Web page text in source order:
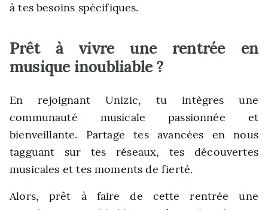
à tes besoins spécifiques.
Prêt à vivre une rentrée en
musique inoubliable ?
En rejoignant Unizic, tu intègres une
communauté musicale passionnée et
bienveillante. Partage tes avancées en nous
tagguant sur tes réseaux, tes découvertes
musicales et tes moments de fierté.
Alors, prêt à faire de cette rentrée une